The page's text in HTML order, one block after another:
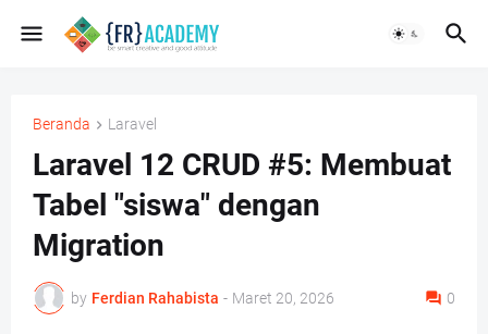
Beranda Laravel
Laravel 12 CRUD #5: Membuat
Tabel "siswa" dengan
Migration
by Ferdian Rahabista - Maret 20, 2026 0